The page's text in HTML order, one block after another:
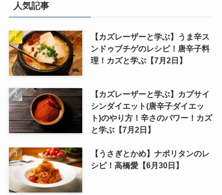
人気記事
【カズレーザーと学ぶ】うま辛ス
ンドゥブチゲのレシピ！唐辛子料
理！カズと学ぶ【7月2日】
【カズレーザーと学ぶ】カプサイ
シンダイエット(唐辛子ダイエッ
ト)のやり方！辛さのパワー！カズ
と学ぶ【7月2日】
【うさぎとかめ】ナポリタンのレ
シピ！高橋愛【6月30日】